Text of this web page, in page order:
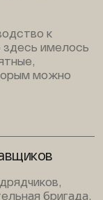
к
здесь имелось
можно
бригада,